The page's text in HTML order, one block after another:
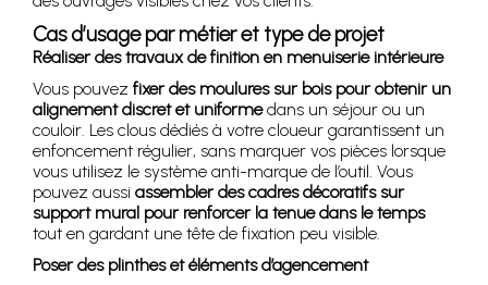
Cas d’usage par métier et type de projet
Réaliser des travaux de finition en menuiserie intérieure
Vous pouvez fixer des moulures sur bois pour obtenir un
alignement discret et uniformedans un séjour ou un
couloir. Les clous dédiés à votre cloueur garantissent un
enfoncement régulier, sans marquer vos pièces lorsque
vous utilisez le système anti-marque de l’outil. Vous
pouvez aussi assembler des cadres décoratifs sur
support mural pour renforcer la tenue dans le temps
tout en gardant une tête de fixation peu visible.
Poser des plinthes et éléments d’agencement